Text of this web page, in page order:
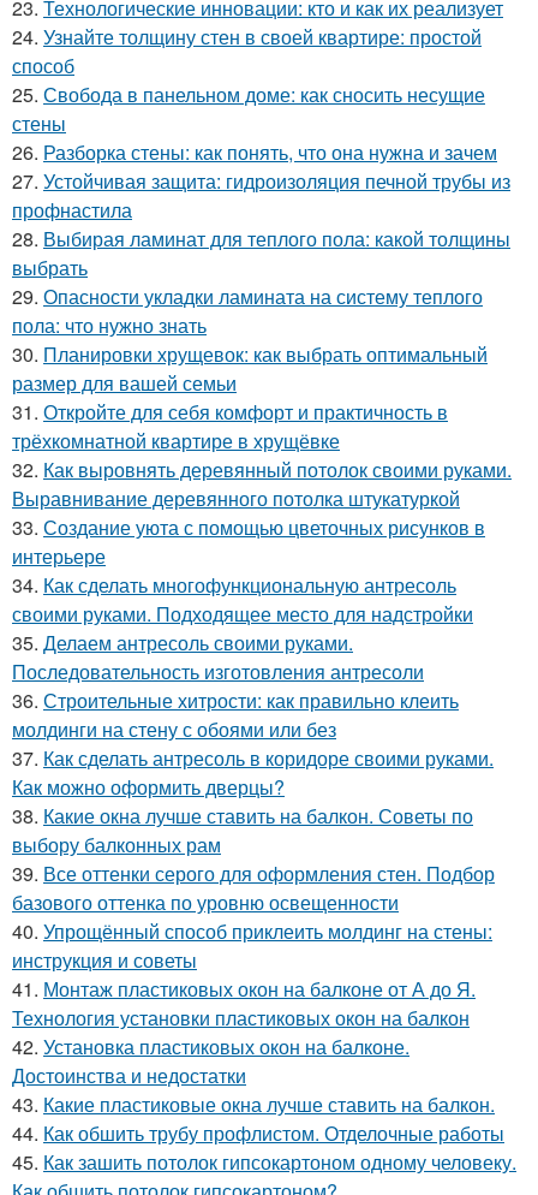
23. Технологические инновации: кто и как их реализует
24. Узнайте толщину стен в своей квартире: простой
способ
25. Свобода в панельном доме: как сносить несущие
стены
26. Разборка стены: как понять, что она нужна и зачем
27. Устойчивая защита: гидроизоляция печной трубы из
профнастила
28. Выбирая ламинат для теплого пола: какой толщины
выбрать
29. Опасности укладки ламината на систему теплого
пола: что нужно знать
30. Планировки хрущевок: как выбрать оптимальный
размер для вашей семьи
31. Откройте для себя комфорт и практичность в
трёхкомнатной квартире в хрущёвке
32. Как выровнять деревянный потолок своими руками.
Выравнивание деревянного потолка штукатуркой
33. Создание уюта с помощью цветочных рисунков в
интерьере
34. Как сделать многофункциональную антресоль
своими руками. Подходящее место для надстройки
35. Делаем антресоль своими руками.
Последовательность изготовления антресоли
36. Строительные хитрости: как правильно клеить
молдинги на стену с обоями или без
37. Как сделать антресоль в коридоре своими руками.
Как можно оформить дверцы?
38. Какие окна лучше ставить на балкон. Советы по
выбору балконных рам
39. Все оттенки серого для оформления стен. Подбор
базового оттенка по уровню освещенности
40. Упрощённый способ приклеить молдинг на стены:
инструкция и советы
41. Монтаж пластиковых окон на балконе от А до Я.
Технология установки пластиковых окон на балкон
42. Установка пластиковых окон на балконе.
Достоинства и недостатки
43. Какие пластиковые окна лучше ставить на балкон.
44. Как обшить трубу профлистом. Отделочные работы
45. Как зашить потолок гипсокартоном одному человеку.